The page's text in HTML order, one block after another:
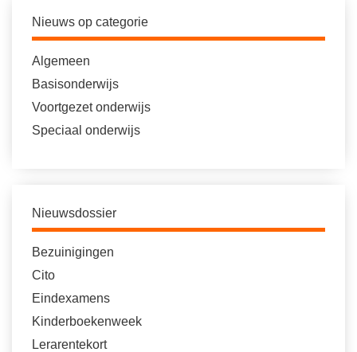
Nieuws op categorie
Algemeen
Basisonderwijs
Voortgezet onderwijs
Speciaal onderwijs
Nieuwsdossier
Bezuinigingen
Cito
Eindexamens
Kinderboekenweek
Lerarentekort